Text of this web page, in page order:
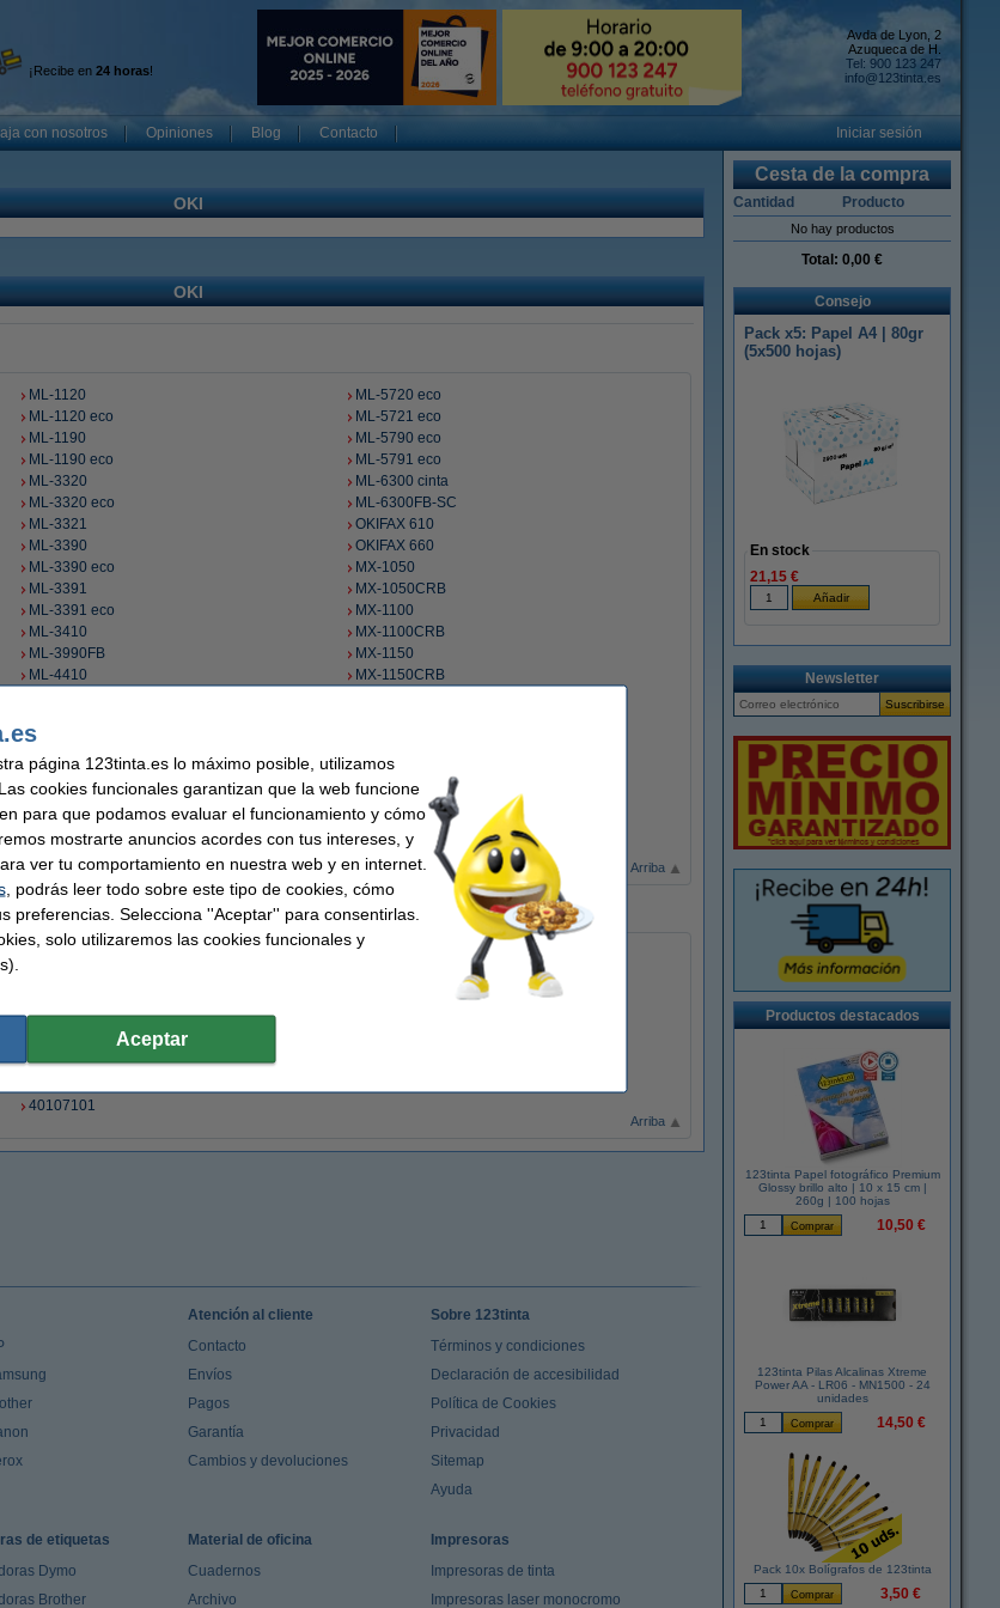
¡Recibe en 24 horas!
Avda de Lyon, 2
Azuqueca de H.
Tel: 900 123 247
info@123tinta.es
con nosotros Opiniones Blog Contacto Iniciar sesión
OKI
OKI
ML-1120
ML-1120 eco
ML-1190
ML-1190 eco
ML-3320
ML-3320 eco
ML-3321
ML-3390
ML-3390 eco
ML-3391
ML-3391 eco
ML-3410
ML-3990FB
ML-4410
ML-5520 eco
ML-5521
ML-5521 eco
ML-5590 eco
ML-5591
ML-5720 eco
ML-5721 eco
ML-5790 eco
ML-5791 eco
ML-6300 cinta
ML-6300FB-SC
OKIFAX 610
OKIFAX 660
MX-1050
MX-1050CRB
MX-1100
MX-1100CRB
MX-1150
MX-1150CRB
MX-8100
MX-8150
MX-8200
ML-3321 eco
ML-5591 eco
Arriba
09004295
09005592
40107101
Arriba
Cesta de la compra
Cantidad Producto
No hay productos
Total: 0,00 €
Consejo
Pack x5: Papel A4 | 80gr
(5x500 hojas)
En stock
21,15 €
Newsletter
Productos destacados
123tinta Papel fotográfico Premium
Glossy brillo alto | 10 x 15 cm |
260g | 100 hojas
10,50 €
123tinta Pilas Alcalinas Xtreme
Power AA - LR06 - MN1500 - 24
unidades
14,50 €
Pack 10x Bolígrafos de 123tinta
3,50 €
Atención al cliente
Contacto
Envíos
Pagos
Garantía
Cambios y devoluciones
Sobre 123tinta
Términos y condiciones
Declaración de accesibilidad
Política de Cookies
Privacidad
Sitemap
Ayuda
de etiquetas
Dymo
Brother
Material de oficina
Cuadernos
Archivo
Impresoras
Impresoras de tinta
Impresoras laser monocromo
página 123tinta.es lo máximo posible, utilizamos
cookies funcionales garantizan que la web funcione
para que podamos evaluar el funcionamiento y cómo
mostrarte anuncios acordes con tus intereses, y
ver tu comportamiento en nuestra web y en internet.
, podrás leer todo sobre este tipo de cookies, cómo
preferencias. Selecciona ''Aceptar'' para consentirlas.
solo utilizaremos las cookies funcionales y
Aceptar